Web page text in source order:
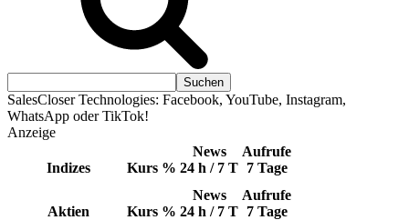
SalesCloser Technologies: Facebook, YouTube, Instagram,
WhatsApp oder TikTok!
Anzeige
Indizes Kurs %
News
24 h / 7 T
Aufrufe
7 Tage
Aktien Kurs %
News
24 h / 7 T
Aufrufe
7 Tage